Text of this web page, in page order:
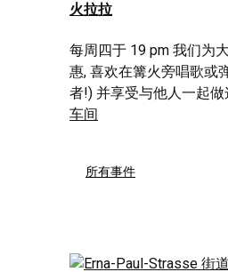
火拉拉
每周四于 19 pm 我们为
惠, 喜欢在篝火旁唱歌或
者!) 并享受与他人一起做
车间
所有事件